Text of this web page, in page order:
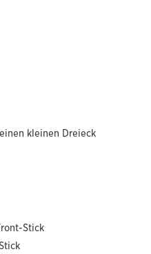
kleinen Dreieck
Stick